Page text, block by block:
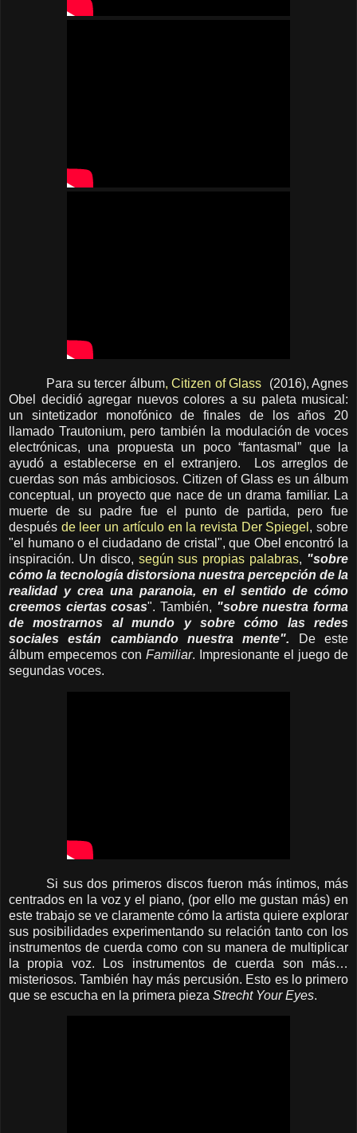
Para su tercer álbum, Citizen of Glass
(2016), Agnes
Obel decidió agregar nuevos colores a su paleta musical:
un sintetizador monofónico de finales de los años 20
llamado Trautonium, pero también la modulación de voces
electrónicas, una propuesta un poco “fantasmal” que la
ayudó a establecerse en el extranjero.
Los arreglos de
cuerdas son más ambiciosos. Citizen of Glass es un álbum
conceptual, un proyecto que nace de un drama familiar. La
muerte de su padre fue el punto de partida, pero fue
después de leer un artículo en la revista Der Spiegel , sobre
"el humano o el ciudadano de cristal", que Obel encontró la
inspiración. Un disco, según sus propias palabras, "sobre
cómo la tecnología distorsiona nuestra percepción de la
realidad y crea una paranoia, en el sentido de cómo
creemos ciertas cosas". También, "sobre nuestra forma
de mostrarnos al mundo y sobre cómo las redes
sociales están cambiando nuestra mente".
De este
álbum empecemos con Familiar. Impresionante el juego de
segundas voces.
Si sus dos primeros discos fueron más íntimos, más
centrados en la voz y el piano, (por ello me gustan más) en
este trabajo se ve claramente cómo la artista quiere explorar
sus posibilidades experimentando su relación tanto con los
instrumentos de cuerda como con su manera de multiplicar
la propia voz. Los instrumentos de cuerda son más…
misteriosos. También hay más percusión. Esto es lo primero
que se escucha en la primera pieza Strecht Your Eyes.